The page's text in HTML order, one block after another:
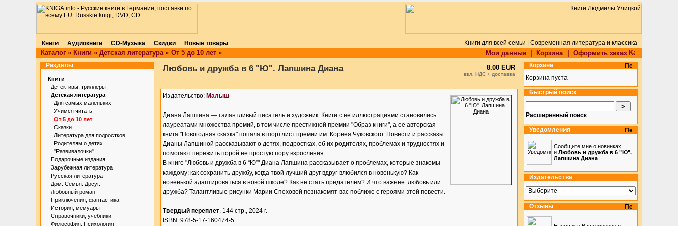
Книги Аудиокниги CD-Музыка Скидки Новые товары Книги для всей семьи | Современная литература и классика
Каталог » Книги » Детская литература» От 5 до 10 лет » Мои данные Корзина| Оформить заказ
Разделы
Книги
Детективы, триллеры
Детская литература
Для самых маленьких
Учимся читать
От 5 до 10 лет
Сказки
Литература для подростков
Родителям о детях
"Развивалочки"
Подарочные издания
Зарубежная литература
Русская литература
Дом. Семья. Досуг.
Любовный роман
Приключения, фантастика
История, мемуары
Справочники, учебники
Философия. Психология
Любовь и дружба в 6 "Ю". Лапшина Диана 8.00 EUR
вкл. НДС + доставка
Издательство: Малыш
Диана Лапшина — талантливый писатель и художник. Книги с ее иллюстрациями становились
лауреатами множества премий, в том числе престижной премии "Образ книги", а ее авторская
книга "Новогодняя сказка" попала в шортлист премии им. Корнея Чуковского. Повести и рассказы
Дианы Лапшиной рассказывают о детях, подростках, об их родителях, проблемах и трудностях и
помогают пережить порой не простую пору взросления.
В книге "Любовь и дружба в 6 “Ю”" Диана Лапшина рассказывает о проблемах, которые знакомы
каждому: как сохранить дружбу, когда твой лучший друг вдруг влюбился в новенькую? Как
новенькой адаптироваться в новой школе? Как не стать предателем? И что важнее: любовь или
дружба? Талантливые рисунки Марии Спеховой познакомят вас поближе с героями этой повести.
Твердый переплет, 144 стр., 2024 г.
ISBN: 978-5-17-160474-5
Корзина
Корзина пуста
Быстрый поиск
Расширенный поиск
Уведомления
Сообщите мне о новинках
и Любовь и дружба в 6 "Ю".
Лапшина Диана
Издательства
Отзывы